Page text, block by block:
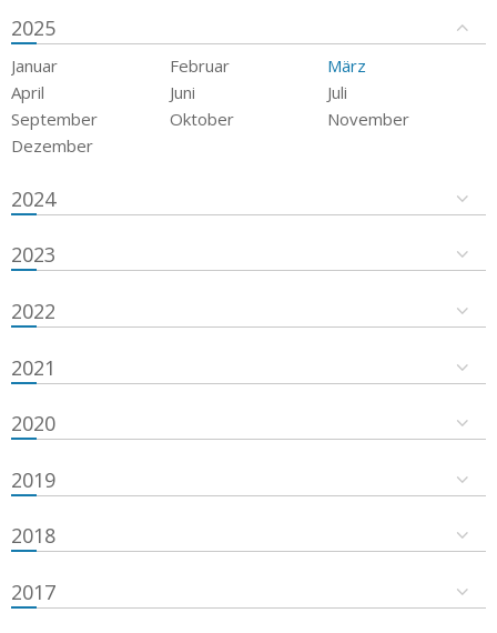
2025
Januar Februar
März
April
Juni
Juli
September
Oktober
November
Dezember
2024
2023
2022
2021
2020
2019
2018
2017